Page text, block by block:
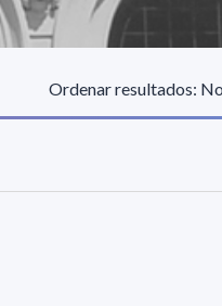
Ordenar resultados: